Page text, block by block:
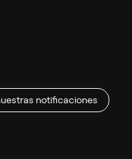
notificaciones